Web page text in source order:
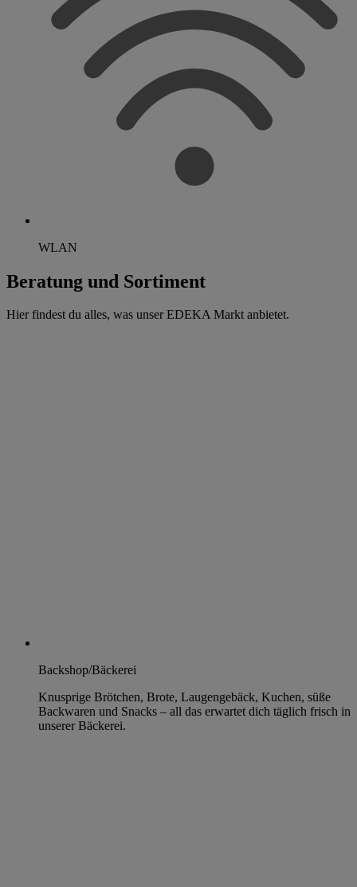
WLAN
Beratung und Sortiment
Hier findest du alles, was unser EDEKA Markt anbietet.
Backshop/Bäckerei
Knusprige Brötchen, Brote, Laugengebäck, Kuchen, süße
Backwaren und Snacks – all das erwartet dich täglich frisch in
unserer Bäckerei.